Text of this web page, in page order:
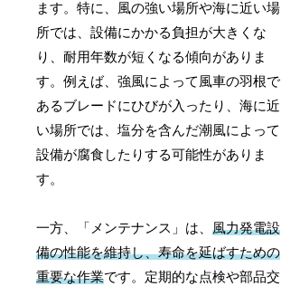
ます。特に、風の強い場所や海に近い場
所では、設備にかかる負担が大きくな
り、耐用年数が短くなる傾向がありま
す。例えば、強風によって風車の羽根で
あるブレードにひびが入ったり、海に近
い場所では、塩分を含んだ潮風によって
設備が腐食したりする可能性がありま
す。
一方、「メンテナンス」は、風力発電設
備の性能を維持し、寿命を延ばすための
重要な作業です。定期的な点検や部品交